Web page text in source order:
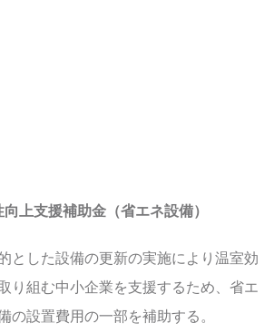
上支援補助金（省エネ設備）
とした設備の更新の実施により温室効
り組む中小企業を支援するため、省エ
の設置費用の一部を補助する。